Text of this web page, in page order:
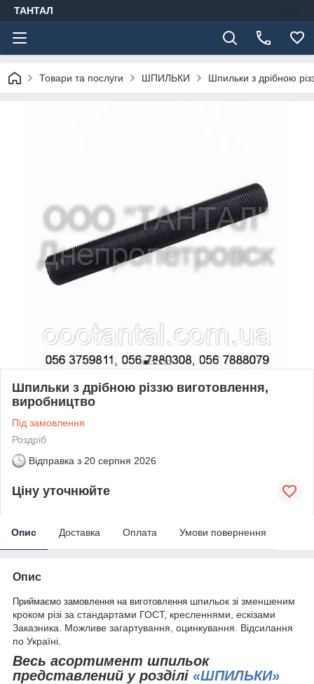
ТАНТАЛ
Товари та послуги ШПИЛЬКИ Шпильки з дрібною
Шпильки з дрібною різзю виготовлення,
виробництво
Під замовлення
Роздріб
Відправка з 20 серпня 2026
Ціну уточнюйте
Опис Доставка Оплата Умови повернення
Опис
Приймаємо замовлення на виготовлення шпильок зі зменшеним
кроком різі за стандартами ГОСТ, кресленнями, ескізами
Заказника. Можливе загартування, оцинкування. Відсилання
по Україні.
Весь асортимент шпильок
представлений у розділі «ШПИЛЬКИ»